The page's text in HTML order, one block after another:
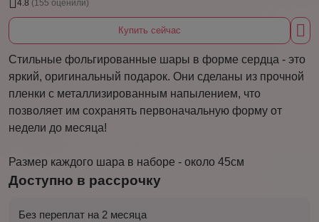
4.8 (155 оценили)
Купить сейчас
Стильные фольгированные шары в форме сердца - это
яркий, оригинальный подарок. Они сделаны из прочной
пленки с металлизированным напылением, что
позволяет им сохранять первоначальную форму от
недели до месяца!
Размер каждого шара в наборе - около 45см
Доступно в рассрочку
Без переплат на 2 месяца